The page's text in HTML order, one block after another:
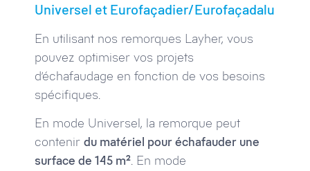
Universel et Eurofaçadier/Eurofaçadalu
En utilisant nos remorques Layher, vous
pouvez optimiser vos projets
d’échafaudage en fonction de vos besoins
spécifiques.
En mode Universel, la remorque peut
contenir du matériel pour échafauder une
surface de 145 m². En mode